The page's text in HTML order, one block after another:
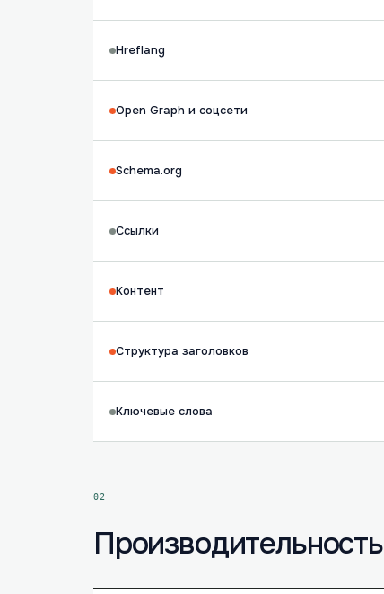
Hreflang
Open Graph и соцсети
Schema.org
Ссылки
Контент
Структура заголовков
Ключевые слова
02
Производительность